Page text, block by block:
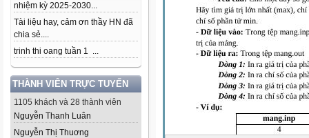
nhiệm kỳ 2025-2030...
Tài liệu hay, cảm ơn thầy HN đã
chia sẻ....
trinh thi oang tuần 1 ...
THÀNH VIÊN TRỰC TUYẾN
1105 khách và 28 thành viên
Nguyễn Thanh Luân
Nguyễn Thị Thuơng